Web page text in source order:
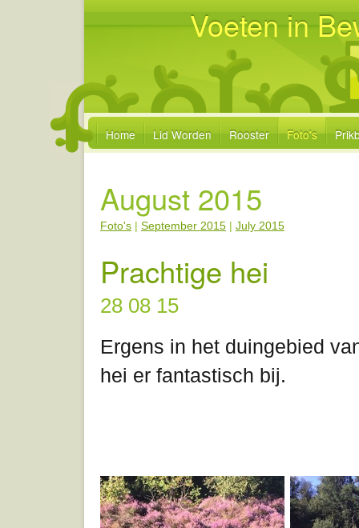
Voeten in
Home Lid Worden Rooster Foto's
August 2015
Foto's September 2015 July 2015
Prachtige hei
28 08 15
Ergens in het duingebied
hei er fantastisch bij.